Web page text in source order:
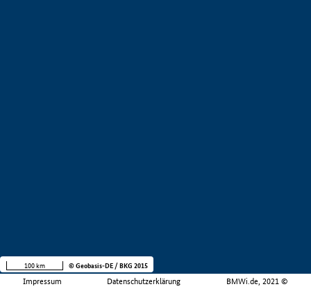
Impressum Datenschutzerklärung BMWi.de, 2021 ©
100 km © Geobasis-DE / BKG 2015